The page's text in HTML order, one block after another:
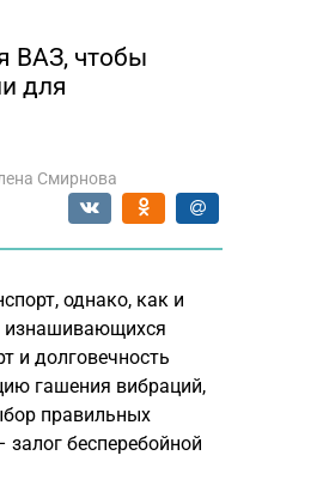
ВАЗ, чтобы
для
Смирнова
однако, как и
изнашивающихся
и долговечность
гашения вибраций,
правильных
бесперебойной